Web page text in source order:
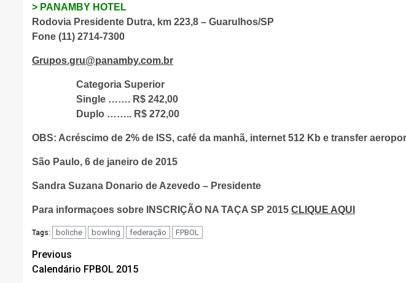
> PANAMBY HOTEL
Rodovia Presidente Dutra, km 223,8 – Guarulhos/SP
Fone (11) 2714-7300
Grupos.gru@panamby.com.br
Categoria Superior
Single ……. R$ 242,00
Duplo …….. R$ 272,00
OBS: Acréscimo de 2% de ISS, café da manhã, internet 512 Kb e transfer
São Paulo, 6 de janeiro de 2015
Sandra Suzana Donario de Azevedo – Presidente
Para informaçoes sobre INSCRIÇÃO NA TAÇA SP 2015 CLIQUE AQUI
Tags: boliche bowling federação FPBOL
Post
navigation
Previous
Calendário FPBOL 2015